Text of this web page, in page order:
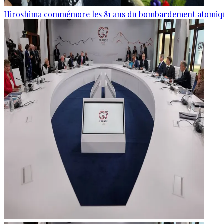
Hiroshima commémore les 81 ans du bombardement